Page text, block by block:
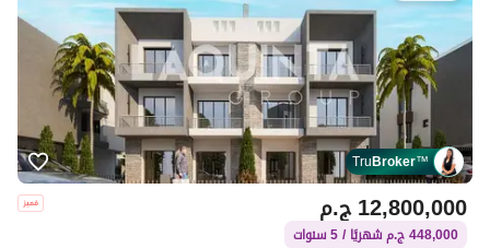
TruBroker™
ج.م12,800,000
448,000 ج.م شهريًا / 5 سنوات